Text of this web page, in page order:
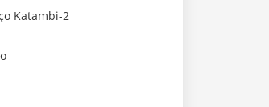
Katambi-2